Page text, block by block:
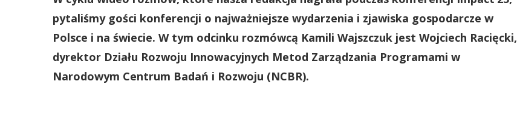
pytaliśmy gości konferencji o najważniejsze wydarzenia i zjawiska gospodarcze w
Polsce i na świecie. W tym odcinku rozmówcą Kamili Wajszczuk jest Wojciech Racięcki,
dyrektor Działu Rozwoju Innowacyjnych Metod Zarządzania Programami w
Narodowym Centrum Badań i Rozwoju (NCBR).